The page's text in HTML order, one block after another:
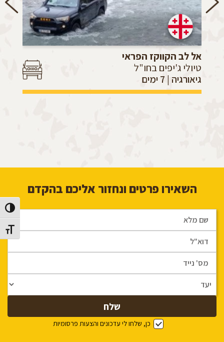
הפעל/
מתג
אל לב הקווקז הפראי
טיולי ג'יפים בחו"ל
גיאורגיה | 7 ימים
השאירו פרטים ונחזור אליכם בהקדם
כן, שלחו לי עדכונים והצעות פרסומיות